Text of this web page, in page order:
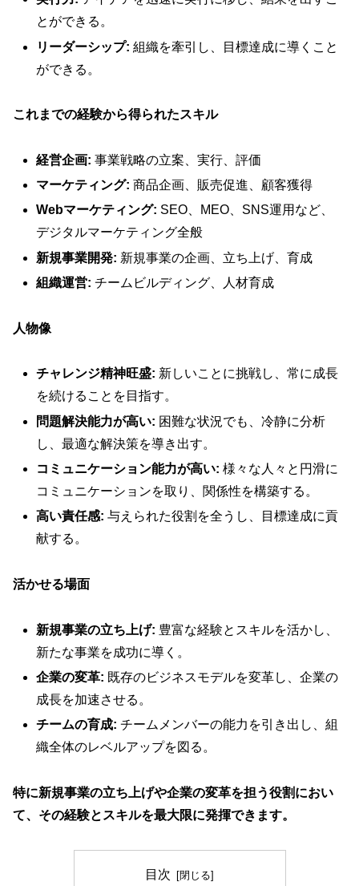
とができる。
リーダーシップ: 組織を牽引し、目標達成に導くこと
ができる。
これまでの経験から得られたスキル
経営企画: 事業戦略の立案、実行、評価
マーケティング: 商品企画、販売促進、顧客獲得
Webマーケティング: SEO、MEO、SNS運用など、
デジタルマーケティング全般
新規事業開発: 新規事業の企画、立ち上げ、育成
組織運営: チームビルディング、人材育成
人物像
チャレンジ精神旺盛: 新しいことに挑戦し、常に成長
を続けることを目指す。
問題解決能力が高い: 困難な状況でも、冷静に分析
し、最適な解決策を導き出す。
コミュニケーション能力が高い: 様々な人々と円滑に
コミュニケーションを取り、関係性を構築する。
高い責任感: 与えられた役割を全うし、目標達成に貢
献する。
活かせる場面
新規事業の立ち上げ: 豊富な経験とスキルを活かし、
新たな事業を成功に導く。
企業の変革: 既存のビジネスモデルを変革し、企業の
成長を加速させる。
チームの育成: チームメンバーの能力を引き出し、組
織全体のレベルアップを図る。
特に新規事業の立ち上げや企業の変革を担う役割におい
て、その経験とスキルを最大限に発揮できます。
目次